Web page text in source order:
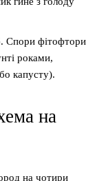
Спори фітофтори
роками,
капусту).
на
на чотири